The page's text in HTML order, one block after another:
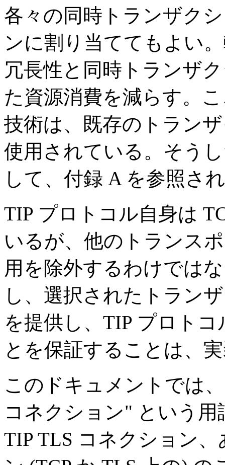
各々の同時トランザク
ンに割り当ててもよい
冗長性と同時トランザ
た資源消費を減らす。
技術は、既存のトラン
使用されている。そう
して、付録 A を参照さ
TIP プロトコル自身は
いるが、他のトランス
用を除外するわけでは
し、選択されたトラン
を提供し、TIP プロト
とを保証することは、
このドキュメントでは
コネクション" という用
TIP TLS コネクション